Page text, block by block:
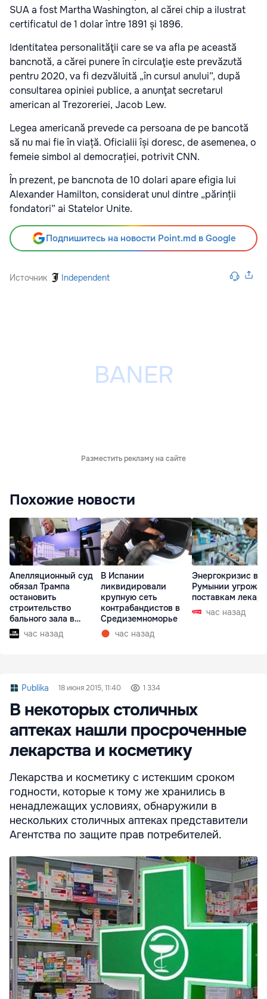
SUA a fost Martha Washington, al cărei chip a ilustrat
certificatul de 1 dolar între 1891 și 1896.
Identitatea personalităţii care se va afla pe această
bancnotă, a cărei punere în circulaţie este prevăzută
pentru 2020, va fi dezvăluită „în cursul anului”, după
consultarea opiniei publice, a anunţat secretarul
american al Trezoreriei, Jacob Lew.
Legea americană prevede ca persoana de pe bancotă
să nu mai fie în viață. Oficialii își doresc, de asemenea, o
femeie simbol al democrației, potrivit CNN.
În prezent, pe bancnota de 10 dolari apare efigia lui
Alexander Hamilton, considerat unul dintre „părinții
fondatori” ai Statelor Unite.
Подпишитесь на новости Point.md в Google
Источник Independent
Разместить рекламу на сайте
Похожие новости
Апелляционный суд
обязал Трампа
остановить
строительство
бального зала в
Белом доме
час назад
В Испании
ликвидировали
крупную сеть
контрабандистов в
Средиземноморье
час назад
Энергокризис в
Румынии
поставкам
час назад
Publika 18 июня 2015, 11:40 1 334
В некоторых столичных
аптеках нашли просроченные
лекарства и косметику
Лекарства и косметику с истекшим сроком
годности, которые к тому же хранились в
ненадлежащих условиях, обнаружили в
нескольких столичных аптеках представители
Агентства по защите прав потребителей.